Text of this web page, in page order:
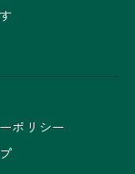
ポリシー